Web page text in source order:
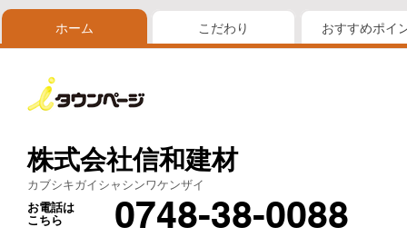
ホーム こだわり おすすめポイ
株式会社信和建材
カブシキガイシャシンワケンザイ
お電話は
こちら
0748-38-0088